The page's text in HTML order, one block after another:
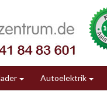
Autoelektrik